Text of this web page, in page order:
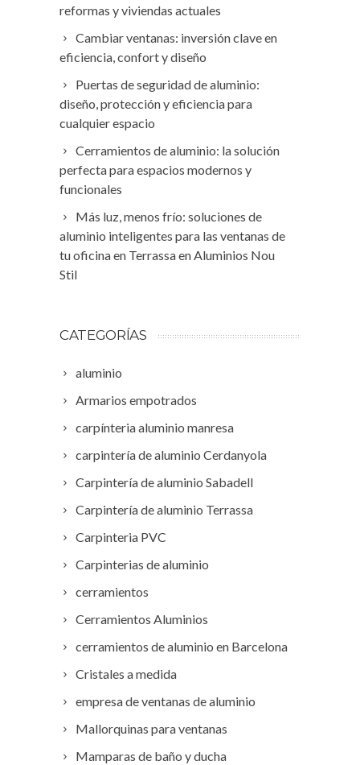
reformas y viviendas actuales
Cambiar ventanas: inversión clave en
eficiencia, confort y diseño
Puertas de seguridad de aluminio:
diseño, protección y eficiencia para
cualquier espacio
Cerramientos de aluminio: la solución
perfecta para espacios modernos y
funcionales
Más luz, menos frío: soluciones de
aluminio inteligentes para las ventanas de
tu oficina en Terrassa en Aluminios Nou
Stil
CATEGORÍAS
aluminio
Armarios empotrados
carpínteria aluminio manresa
carpintería de aluminio Cerdanyola
Carpintería de aluminio Sabadell
Carpintería de aluminio Terrassa
Carpinteria PVC
Carpinterias de aluminio
cerramientos
Cerramientos Aluminios
cerramientos de aluminio en Barcelona
Cristales a medida
empresa de ventanas de aluminio
Mallorquinas para ventanas
Mamparas de baño y ducha